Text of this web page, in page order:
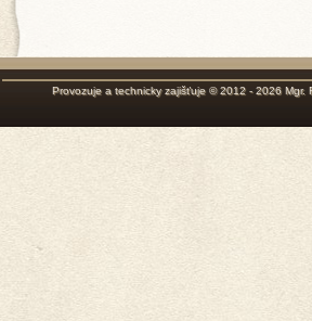
Provozuje a technicky zajišťuje © 2012 - 2026 Mgr.